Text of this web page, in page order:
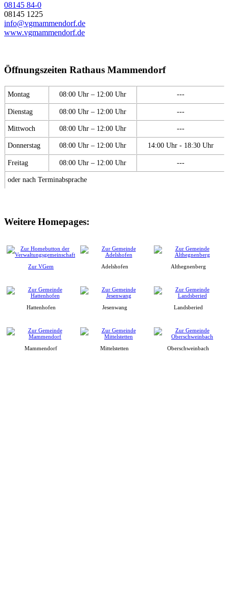
08145 84-0
08145 1225
info@vgmammendorf.de
www.vgmammendorf.de
Öffnungszeiten Rathaus Mammendorf
Montag 08:00 Uhr – 12:00 Uhr ---
Dienstag 08:00 Uhr – 12:00 Uhr ---
Mittwoch 08:00 Uhr – 12:00 Uhr ---
Donnerstag 08:00 Uhr – 12:00 Uhr 14:00 Uhr - 18:30 Uhr
Freitag 08:00 Uhr – 12:00 Uhr ---
oder nach Terminabsprache
Weitere Homepages:
Zur VGem Adelshofen Althegnenberg
Hattenhofen Jesenwang Landsberied
Mammendorf Mittelstetten Oberschweinbach